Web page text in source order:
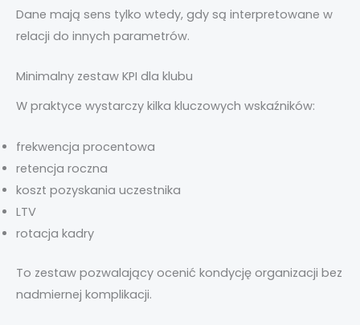
Dane mają sens tylko wtedy, gdy są interpretowane w
relacji do innych parametrów.
Minimalny zestaw KPI dla klubu
W praktyce wystarczy kilka kluczowych wskaźników:
frekwencja procentowa
retencja roczna
koszt pozyskania uczestnika
LTV
rotacja kadry
To zestaw pozwalający ocenić kondycję organizacji bez
nadmiernej komplikacji.